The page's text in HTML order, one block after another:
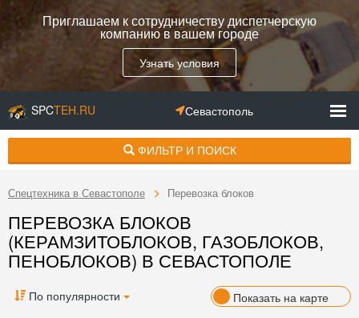
Приглашаем к сотрудничеству диспетчерскую
компанию в вашем городе
Узнать условия
SPCTEH.RU Севастополь
ФИЛЬТР И ПОИСК
Спецтехника в Севастополе Перевозка блоков
ПЕРЕВОЗКА БЛОКОВ
(КЕРАМЗИТОБЛОКОВ, ГАЗОБЛОКОВ,
ПЕНОБЛОКОВ) В СЕВАСТОПОЛЕ
По популярности Показать на карте